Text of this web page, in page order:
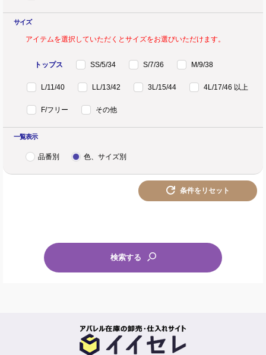
サイズ
アイテムを選択していただくとサイズをお選びいただけます。
トップス SS/5/34 S/7/36 M/9/38
L/11/40 LL/13/42 3L/15/44 4L/17/46 以上
F/フリー その他
一覧表示
品番別 色、サイズ別
条件をリセット
検索する